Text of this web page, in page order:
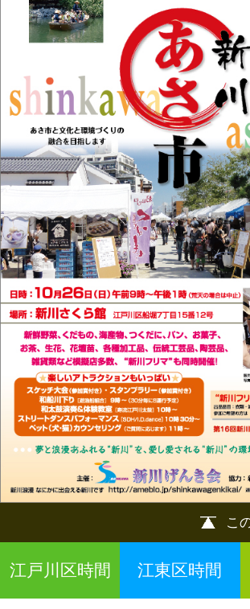
このページの先頭へ
江戸川区時間 江東区時間 葛飾区時間
表示：PC|モバイル
© 2013 art blue Inc.